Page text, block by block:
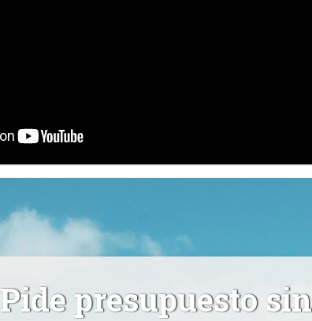
Pide presupuesto